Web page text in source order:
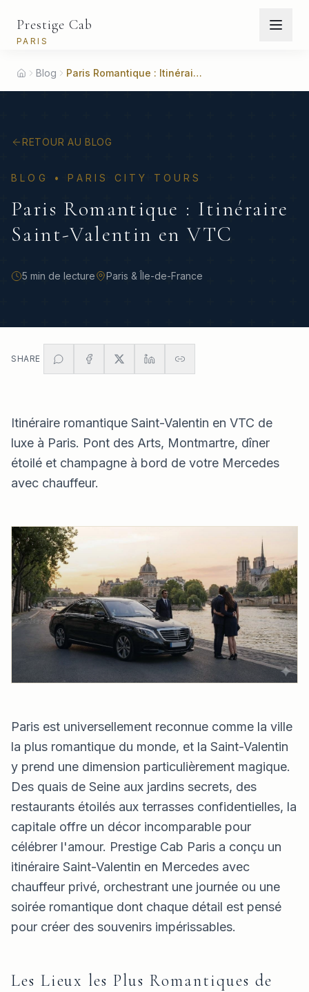
Prestige Cab
PARIS
HomeBlog Paris Romantique : Itinéraire Saint-Valentin en VTC
RETOUR AU BLOG
BLOG •PARIS CITY TOURS
Paris Romantique : Itinéraire
Saint-Valentin en VTC
5 min de lecture Paris & Île-de-France
SHARE
Itinéraire romantique Saint-Valentin en VTC de
luxe à Paris. Pont des Arts, Montmartre, dîner
étoilé et champagne à bord de votre Mercedes
avec chauffeur.
Paris est universellement reconnue comme la ville
la plus romantique du monde, et la Saint-Valentin
y prend une dimension particulièrement magique.
Des quais de Seine aux jardins secrets, des
restaurants étoilés aux terrasses confidentielles, la
capitale offre un décor incomparable pour
célébrer l'amour. Prestige Cab Paris a conçu un
itinéraire Saint-Valentin en Mercedes avec
chauffeur privé, orchestrant une journée ou une
soirée romantique dont chaque détail est pensé
pour créer des souvenirs impérissables.
Les Lieux les Plus Romantiques de